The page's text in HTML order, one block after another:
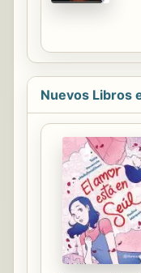
se
el
el
Nuevos Libros